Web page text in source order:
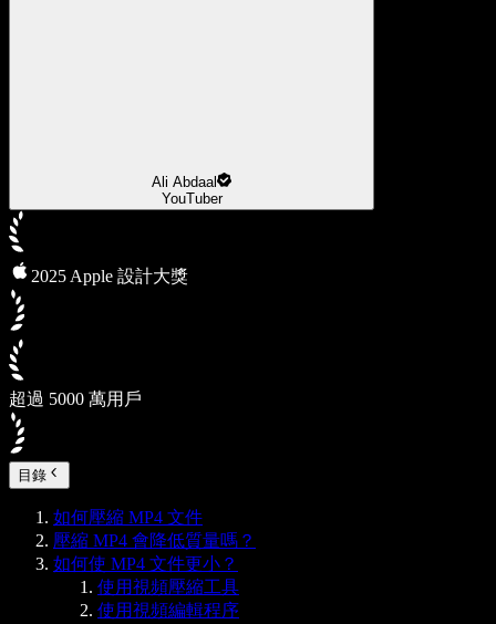
Ali Abdaal
YouTuber
2025 Apple 設計大獎
超過 5000 萬用戶
目錄
如何壓縮 MP4 文件
壓縮 MP4 會降低質量嗎？
如何使 MP4 文件更小？
使用視頻壓縮工具
使用視頻編輯程序